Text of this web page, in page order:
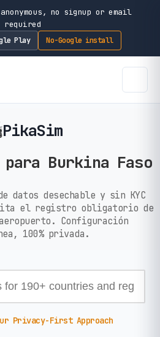
anonymous, no signup or email
required
Play No-Google install
PikaSim
para Burkina Faso
datos desechable y sin KYC
el registro obligatorio de
Configuración
100% privada.
Privacy-First Approach